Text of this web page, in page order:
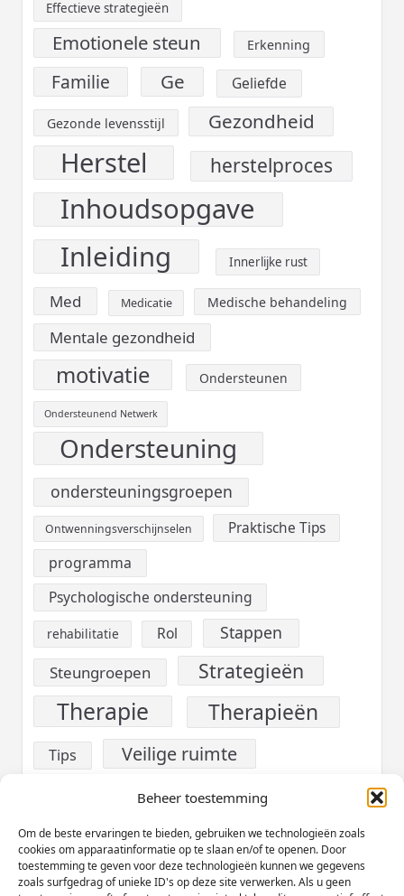
Beheer toestemming
Om de beste ervaringen te bieden, gebruiken we technologieën zoals
cookies om apparaatinformatie op te slaan en/of te openen. Door
toestemming te geven voor deze technologieën kunnen we gegevens
zoals surfgedrag of unieke ID's op deze site verwerken. Als u geen
Effectieve strategieën
Emotionele steun Erkenning
Familie Ge Geliefde
Gezonde levensstijl Gezondheid
Herstel herstelproces
Inhoudsopgave
Inleiding
Innerlijke rust
Med Medicatie Medische behandeling
Mentale gezondheid
motivatie Ondersteunen
Ondersteunend Netwerk
Ondersteuning
ondersteuningsgroepen
Ontwenningsverschijnselen Praktische Tips
programma
Psychologische ondersteuning
rehabilitatie Rol Stappen
Steungroepen Strategieën
Therapie Therapieën
Tips Veilige ruimte
verslaving Voeding
Welzijn Werk
Zelfzorg